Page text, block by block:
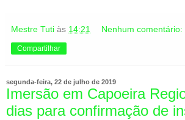
Mestre Tuti às 14:21 Nenhum comentário:
Compartilhar
segunda-feira, 22 de julho de 2019
Imersão em Capoeira
dias para confirmação de